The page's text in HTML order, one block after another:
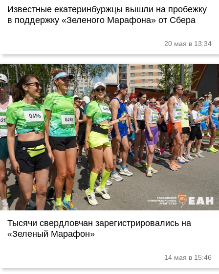
Известные екатеринбуржцы вышли на пробежку
в поддержку «Зеленого Марафона» от Сбера
20 мая в 13:34
Тысячи свердловчан зарегистрировались на
«Зеленый Марафон»
14 мая в 15:46